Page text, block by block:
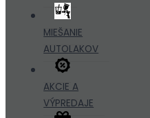
MIEŠANIE
AUTOLAKOV
AKCIE A
VÝPREDAJE